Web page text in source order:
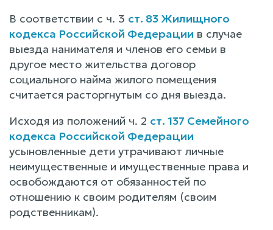
В соответствии с ч. 3 ст. 83 Жилищного
кодекса Российской Федерации в случае
выезда нанимателя и членов его семьи в
другое место жительства договор
социального найма жилого помещения
считается расторгнутым со дня выезда.
Исходя из положений ч. 2 ст. 137 Семейного
кодекса Российской Федерации
усыновленные дети утрачивают личные
неимущественные и имущественные права и
освобождаются от обязанностей по
отношению к своим родителям (своим
родственникам).